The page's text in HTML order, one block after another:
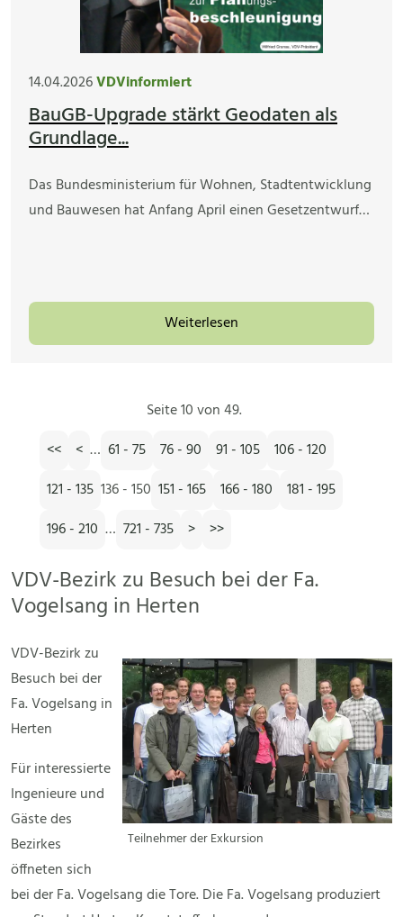
14.04.2026VDVinformiert
BauGB-Upgrade stärkt Geodaten als
Grundlage...
Das Bundesministerium für Wohnen, Stadtentwicklung
und Bauwesen hat Anfang April einen Gesetzentwurf…
Weiterlesen
Seite 10 von 49.
<<
< … 61 - 75 76 - 90 91 - 105
106 - 120
121 - 135 136 - 150 151 - 165 166 - 180
181 - 195
196 - 210 … 721 - 735 > >>
VDV-Bezirk zu Besuch bei der Fa.
Vogelsang in Herten
Teilnehmer der Exkursion
VDV-Bezirk zu
Besuch bei der
Fa. Vogelsang in
Herten
Für interessierte
Ingenieure und
Gäste des
Bezirkes
öffneten sich
bei der Fa. Vogelsang die Tore. Die Fa. Vogelsang produziert